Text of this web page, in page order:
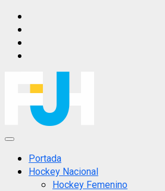
Saltar
contenido
Menú
principalPortada
Hockey Nacional
Hockey Femenino